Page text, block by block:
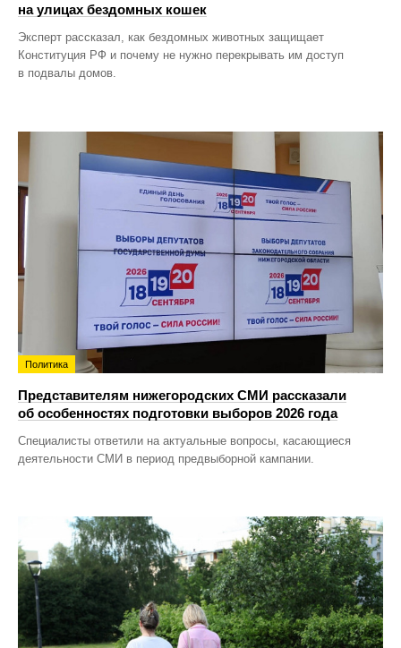
на улицах бездомных кошек
Эксперт рассказал, как бездомных животных защищает
Конституция РФ и почему не нужно перекрывать им доступ
в подвалы домов.
Политика
Представителям нижегородских СМИ рассказали
об особенностях подготовки выборов 2026 года
Специалисты ответили на актуальные вопросы, касающиеся
деятельности СМИ в период предвыборной кампании.